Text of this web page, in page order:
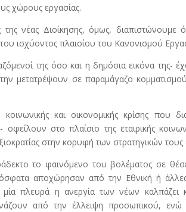
χώρους εργασίας.
της νέας Διοίκησης, όμως, διαπιστώνουμε
ισχύοντος πλαισίου του Κανονισμού
της όσο και η δημόσια εικόνα της-
μετατρέψουν σε παραμάγαζο
και οικονομικής κρίσης που
στο πλαίσιο της εταιρικής
στην κορυφή των στρατηγικών
το φαινόμενο του βολέματος σε
αποχώρησαν από την Εθνική ή άλλες
πλευρά η ανεργία των νέων καλπάζει
από την έλλειψη προσωπικού,